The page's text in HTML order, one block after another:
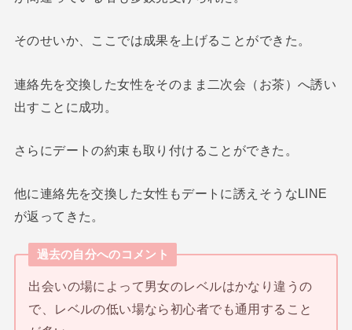
そのせいか、ここでは成果を上げることができた。
連絡先を交換した女性をそのまま二次会（お茶）へ誘い
出すことに成功。
さらにデートの約束も取り付けることができた。
他に連絡先を交換した女性もデートに誘えそうなLINE
が返ってきた。
過去の自分へのコメント
出会いの場によって男女のレベルはかなり違うの
で、レベルの低い場なら初心者でも通用すること